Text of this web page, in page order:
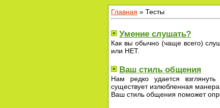
Главная » Тесты
Умение слушать?
Как вы обычно (чаще всего)
или НЕТ.
Ваш стиль общения
Нам редко удается
существует излюбленная
Ваш стиль общения поможет